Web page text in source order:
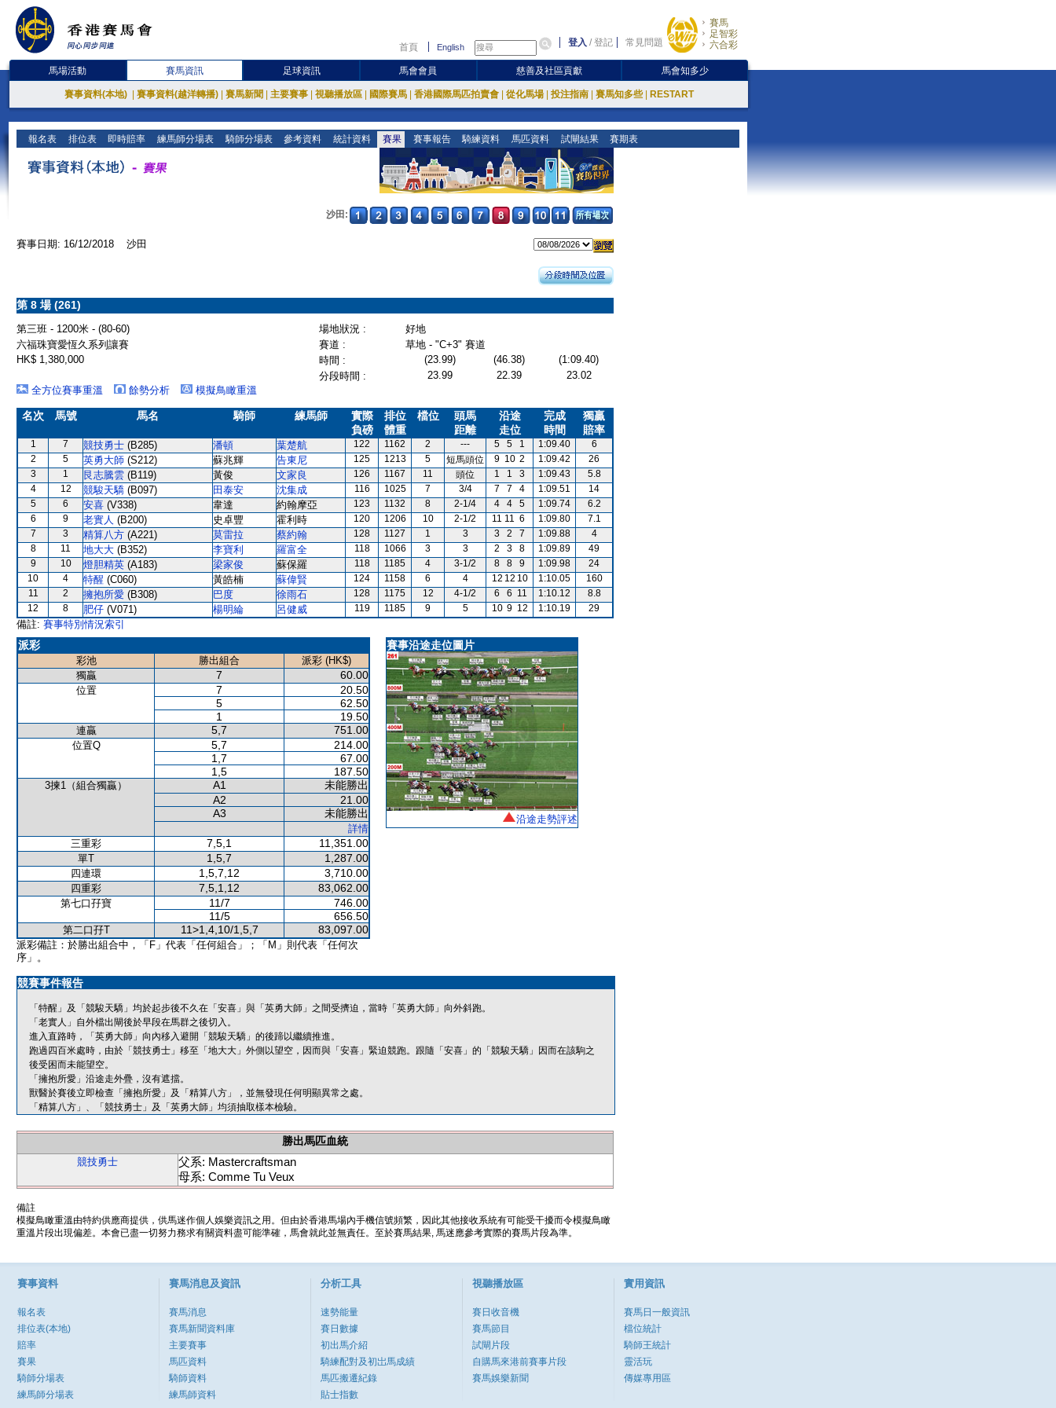
首頁 English 登入 /登記 常見問題
賽馬
足智彩
六合彩
馬場活動 賽馬資訊 足球資訊 馬會會員 慈善及社區貢獻 馬會知多少
賽事資料(本地) 賽事資料(越洋轉播) 賽馬新聞 主要賽事 視聽播放區 國際賽馬 香港國際馬匹拍賣會 從化馬場 投注指南 賽馬知多些 RESTART
報名表 排位表 即時賠率 練馬師分場表 騎師分場表 參考資料 統計資料 賽果 賽事報告 騎練資料 馬匹資料 試閘結果 賽期表
沙田:
賽事日期: 16/12/2018 沙田
第 8 場 (261)
第三班 - 1200米 - (80-60) 場地狀況 :
好地
六福珠寶愛恆久系列讓賽
賽道 :
草地 - "C+3" 賽道
HK$ 1,380,000
時間 : (23.99) (46.38)
(1:09.40)
分段時間 :
23.99 22.39
23.02
全方位賽事重溫
餘勢分析 模擬鳥瞰重溫
名次 馬號 馬名 騎師 練馬師
實際
負磅
排位
體重
檔位
頭馬
距離
沿途
走位
完成
時間
獨贏
賠率
1 7 競技勇士 (B285) 潘頓 葉楚航 122 1162 2 --- 5 5 1 1:09.40
6
2
5 英勇大師 (S212) 蘇兆輝 告東尼 125 1213 5 短馬頭位 9 10 2 1:09.42
26
3
1 艮志騰雲 (B119) 黃俊 文家良 126 1167 11 頭位 1 1 3 1:09.43
5.8
4
12 競駿天驕 (B097) 田泰安 沈集成 116 1025 7 3/4 7 7 4 1:09.51
14
5
6 安喜 (V338) 韋達 約翰摩亞 123 1132 8 2-1/4 4 4 5 1:09.74
6.2
6
9 老實人 (B200) 史卓豐 霍利時 120 1206 10 2-1/2 11 11 6 1:09.80
7.1
7
3 精算八方 (A221) 莫雷拉 蔡約翰 128 1127 1 3 3 2 7 1:09.88
4
8
11 地大大 (B352) 李寶利 羅富全 118 1066 3 3 2 3 8 1:09.89
49
9
10 燈胆精英 (A183) 梁家俊 蘇保羅 118 1185 4 3-1/2 8 8 9 1:09.98
24
10
4 特醒 (C060) 黃皓楠 蘇偉賢 124 1158 6 4 12 12 10 1:10.05
160
11
2 擁抱所愛 (B308) 巴度 徐雨石 128 1175 12 4-1/2 6 6 11 1:10.12
8.8
12
8 肥仔 (V071) 楊明綸 呂健威 119 1185 9 5 10 9 12 1:10.19 29
備註: 賽事特別情況索引
派彩
彩池 勝出組合
派彩 (HK$)
獨贏
7 60.00
位置 7
20.50
5
62.50
1
19.50
連贏 5,7 751.00
位置Q 5,7
214.00
1,7
67.00
1,5
187.50
3揀1（組合獨贏） A1
未能勝出
A2
21.00
A3
未能勝出
詳情
三重彩
7,5,1 11,351.00
單T 1,5,7 1,287.00
四連環 1,5,7,12 3,710.00
四重彩 7,5,1,12 83,062.00
第七口孖寶 11/7
746.00
11/5
656.50
第二口孖T 11>1,4,10/1,5,7 83,097.00
派彩備註：於勝出組合中，「F」代表「任何組合」；「M」則代表「任何次
序」。
賽事沿途走位圖片
沿途走勢評述
競賽事件報告
「特醒」及「競駿天驕」均於起步後不久在「安喜」與「英勇大師」之間受擠迫，當時「英勇大師」向外斜跑。
「老實人」自外檔出閘後於早段在馬群之後切入。
進入直路時，「英勇大師」向內移入避開「競駿天驕」的後蹄以繼續推進。
跑過四百米處時，由於「競技勇士」移至「地大大」外側以望空，因而與「安喜」緊迫競跑。跟隨「安喜」的「競駿天驕」因而在該駒之
後受困而未能望空。
「擁抱所愛」沿途走外疊，沒有遮擋。
獸醫於賽後立即檢查「擁抱所愛」及「精算八方」，並無發現任何明顯異常之處。
「精算八方」、「競技勇士」及「英勇大師」均須抽取樣本檢驗。
勝出馬匹血統
競技勇士
父系: Mastercraftsman
母系: Comme Tu Veux
備註
模擬鳥瞰重溫由特約供應商提供，供馬迷作個人娛樂資訊之用。但由於香港馬場內手機信號頻繁，因此其他接收系統有可能受干擾而令模擬鳥瞰
重溫片段出現偏差。本會已盡一切努力務求有關資料盡可能準確，馬會就此並無責任。至於賽馬結果, 馬迷應參考實際的賽馬片段為準。
賽事資料
報名表
排位表(本地)
賠率
賽果
騎師分場表
練馬師分場表
賽馬消息及資訊
賽馬消息
賽馬新聞資料庫
主要賽事
馬匹資料
騎師資料
練馬師資料
分析工具
速勢能量
賽日數據
初出馬介紹
騎練配對及初岀馬成績
馬匹搬遷紀錄
貼士指數
視聽播放區
賽日收音機
賽馬節目
試閘片段
自購馬來港前賽事片段
賽馬娛樂新聞
實用資訊
賽馬日一般資訊
檔位統計
騎師王統計
靈活玩
傳媒專用區